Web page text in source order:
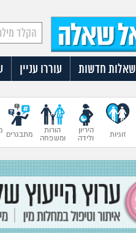
שאלות חדשות עוררו עניין
זוגיות
היריון
ולידה
הורות
ומשפחה
מתבגרים